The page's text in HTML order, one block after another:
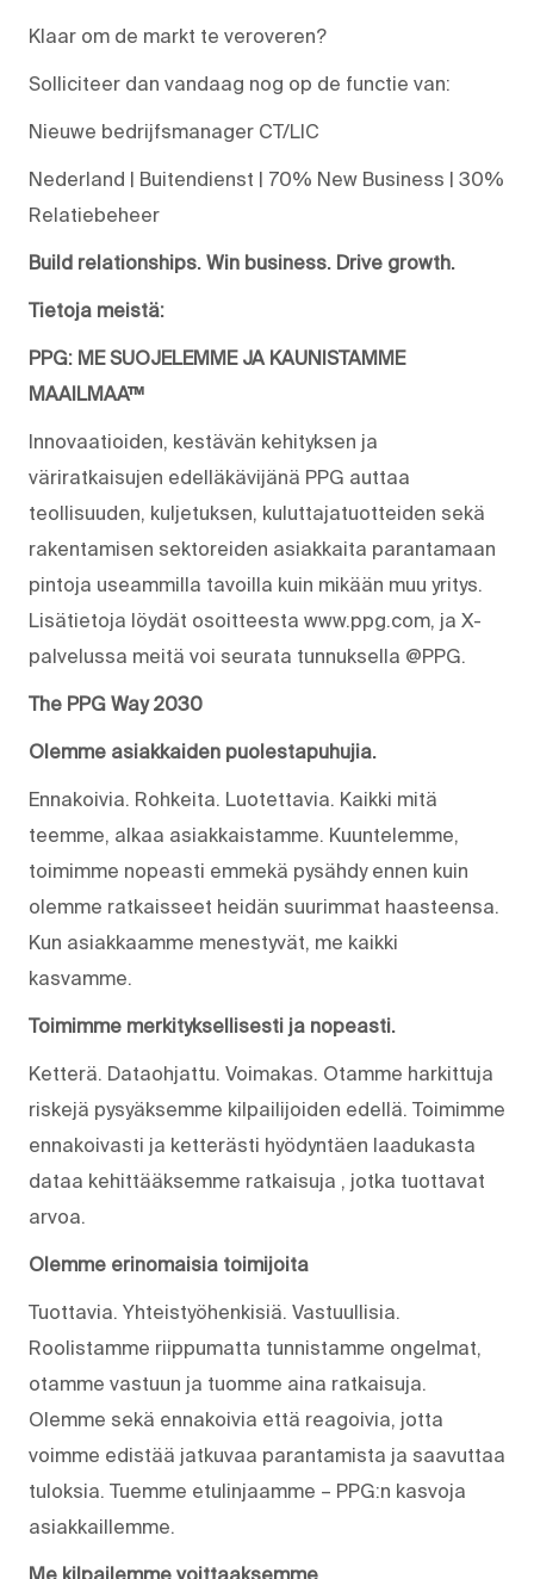
Klaar om de markt te veroveren?
Solliciteer dan vandaag nog op de functie van:
Nieuwe bedrijfsmanager CT/LIC
Nederland | Buitendienst | 70% New Business | 30%
Relatiebeheer
Build relationships. Win business. Drive growth.
Tietoja meistä:
PPG: ME SUOJELEMME JA KAUNISTAMME
MAAILMAA™
Innovaatioiden, kestävän kehityksen ja
väriratkaisujen edelläkävijänä PPG auttaa
teollisuuden, kuljetuksen, kuluttajatuotteiden sekä
rakentamisen sektoreiden asiakkaita parantamaan
pintoja useammilla tavoilla kuin mikään muu yritys.
Lisätietoja löydät osoitteesta www.ppg.com, ja X-
palvelussa meitä voi seurata tunnuksella @PPG.
The PPG Way 2030
Olemme asiakkaiden puolestapuhujia.
Ennakoivia. Rohkeita. Luotettavia. Kaikki mitä
teemme, alkaa asiakkaistamme. Kuuntelemme,
toimimme nopeasti emmekä pysähdy ennen kuin
olemme ratkaisseet heidän suurimmat haasteensa.
Kun asiakkaamme menestyvät, me kaikki
kasvamme.
Toimimme merkityksellisesti ja nopeasti.
Ketterä. Dataohjattu. Voimakas. Otamme harkittuja
riskejä pysyäksemme kilpailijoiden edellä. Toimimme
ennakoivasti ja ketterästi hyödyntäen laadukasta
dataa kehittääksemme ratkaisuja , jotka tuottavat
arvoa.
Olemme erinomaisia toimijoita
Tuottavia. Yhteistyöhenkisiä. Vastuullisia.
Roolistamme riippumatta tunnistamme ongelmat,
otamme vastuun ja tuomme aina ratkaisuja.
Olemme sekä ennakoivia että reagoivia, jotta
voimme edistää jatkuvaa parantamista ja saavuttaa
tuloksia. Tuemme etulinjaamme – PPG:n kasvoja
asiakkaillemme.
Me kilpailemme voittaaksemme